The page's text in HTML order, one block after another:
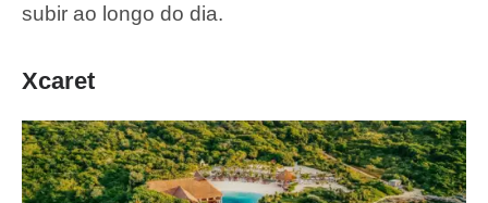
subir ao longo do dia.
Xcaret